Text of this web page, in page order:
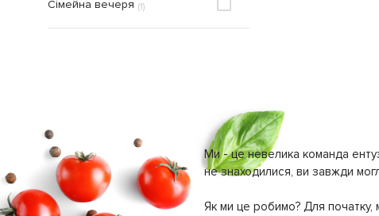
(1)
Сімейна вечеря
Ми - це невелика команда
не знаходилися, ви завжди
Як ми це робимо? Для початку,